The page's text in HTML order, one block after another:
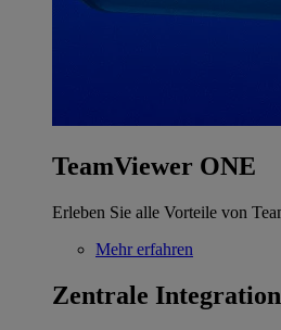
TeamViewer ONE
Erleben Sie alle Vorteile von
Mehr erfahren
Zentrale